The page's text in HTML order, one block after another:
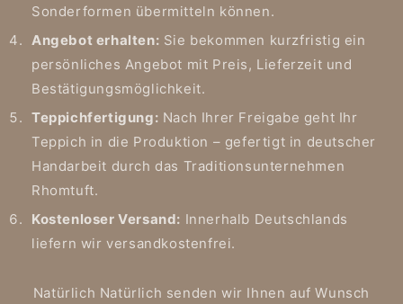
Sonderformen übermitteln können.
Angebot erhalten: Sie bekommen kurzfristig ein
persönliches Angebot mit Preis, Lieferzeit und
Bestätigungsmöglichkeit.
Teppichfertigung: Nach Ihrer Freigabe geht Ihr
Teppich in die Produktion – gefertigt in deutscher
Handarbeit durch das Traditionsunternehmen
Rhomtuft.
Kostenloser Versand: Innerhalb Deutschlands
liefern wir versandkostenfrei.
Natürlich Natürlich senden wir Ihnen auf Wunsch